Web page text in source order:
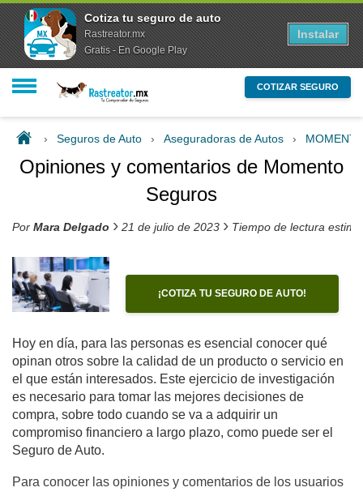
COTIZAR SEGURO
› Seguros de Auto › Aseguradoras de Autos ›
Opiniones y comentarios de Momento
Seguros
Por Mara Delgado › 21 de julio de 2023 › Tiempo de lectura
¡COTIZA TU SEGURO DE AUTO!
Hoy en día, para las personas es esencial conocer qué
opinan otros sobre la calidad de un producto o servicio en
el que están interesados. Este ejercicio de investigación
es necesario para tomar las mejores decisiones de
compra, sobre todo cuando se va a adquirir un
compromiso financiero a largo plazo, como puede ser el
Seguro de Auto.
Para conocer las opiniones y comentarios de los usuarios
Cotiza tu seguro de auto
Rastreator.mx
Gratis - En Google Play
Instalar